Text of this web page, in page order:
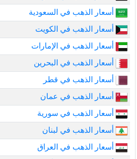
أسعار الذهب في السعودية
أسعار الذهب في الكويت
أسعار الذهب في الإمارات
أسعار الذهب في البحرين
أسعار الذهب في قطر
أسعار الذهب في عمان
أسعار الذهب في سورية
أسعار الذهب في لبنان
أسعار الذهب في العراق